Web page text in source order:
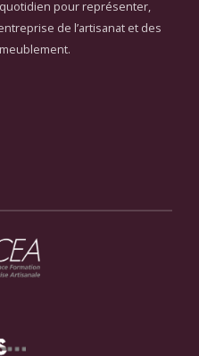
quotidien pour représenter,
de l’artisanat et des